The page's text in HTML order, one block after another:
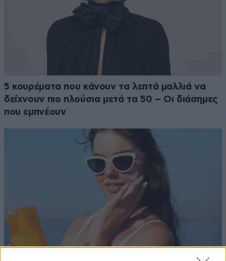
5 κουρέματα που κάνουν τα λεπτά μαλλιά να
δείχνουν πιο πλούσια μετά τα 50 – Οι διάσημες
που εμπνέουν